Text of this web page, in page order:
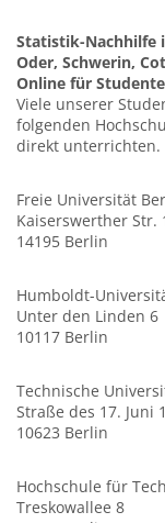
Statistik-Nachhilfe
Oder, Schwerin,
Online für
Viele unserer
folgenden
direkt unterrichten.
Freie Universität
Kaiserswerther Str.
14195 Berlin
Humboldt-
Unter den Linden 6
10117 Berlin
Technische
Straße des 17. Juni
10623 Berlin
Hochschule für
Treskowallee 8